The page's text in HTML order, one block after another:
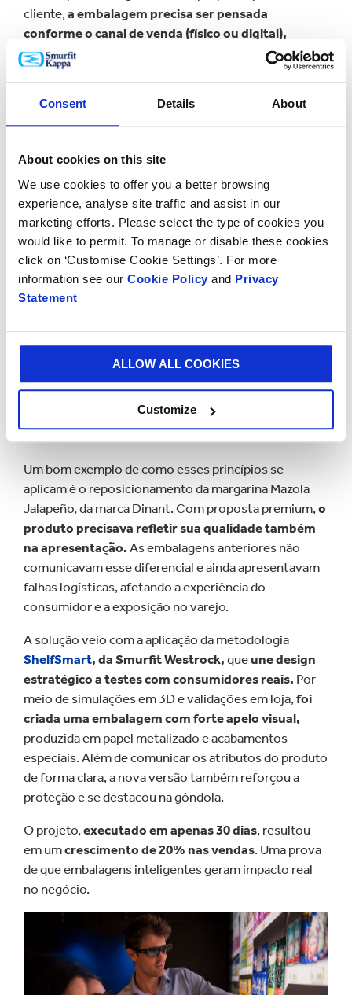
Consent Details About
About cookies on this site
We use cookies to offer you a better browsing
experience, analyse site traffic and assist in our
marketing efforts. Please select the type of cookies you
would like to permit. To manage or disable these cookies
click on ‘Customise Cookie Settings’. For more
information see our Cookie Policy and Privacy
Statement
ALLOW ALL COOKIES
Customize
cliente,a embalagem precisa ser pensada
conforme o canal de venda (físico ou digital),
sempre baseada em dados, testes e foco na
experiência.
Mazola Jalapeño: embalagem
estratégica para conquistar o
consumidor no ponto de venda
Um bom exemplo de como esses princípios se
aplicam é o reposicionamento da margarina Mazola
Jalapeño, da marca Dinant. Com proposta premium,o
produto precisava refletir sua qualidade também
na apresentação. As embalagens anteriores não
comunicavam esse diferencial e ainda apresentavam
falhas logísticas, afetando a experiência do
consumidor e a exposição no varejo.
A solução veio com a aplicação da metodologia
ShelfSmart, da Smurfit Westrock, queune design
estratégico a testes com consumidores reais. Por
meio de simulações em 3D e validações em loja,foi
criada uma embalagem com forte apelo visual,
produzida em papel metalizado e acabamentos
especiais. Além de comunicar os atributos do produto
de forma clara, a nova versão também reforçou a
proteção e se destacou na gôndola.
O projeto,executado em apenas 30 dias, resultou
em umcrescimento de 20% nas vendas. Uma prova
de que embalagens inteligentes geram impacto real
no negócio.